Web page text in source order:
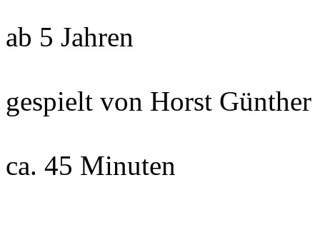
ab 5 Jahren
gespielt von Horst Günther
ca. 45 Minuten